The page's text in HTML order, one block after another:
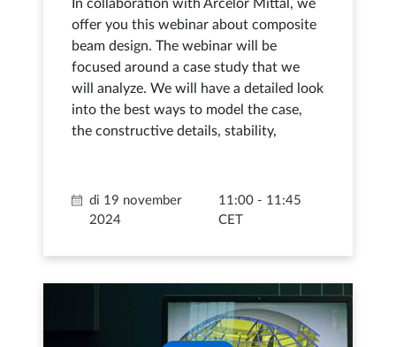
In collaboration with Arcelor Mittal, we
offer you this webinar about composite
beam design. The webinar will be
focused around a case study that we
will analyze. We will have a detailed look
into the best ways to model the case,
the constructive details, stability,
di 19 november
2024
11:00 - 11:45
CET